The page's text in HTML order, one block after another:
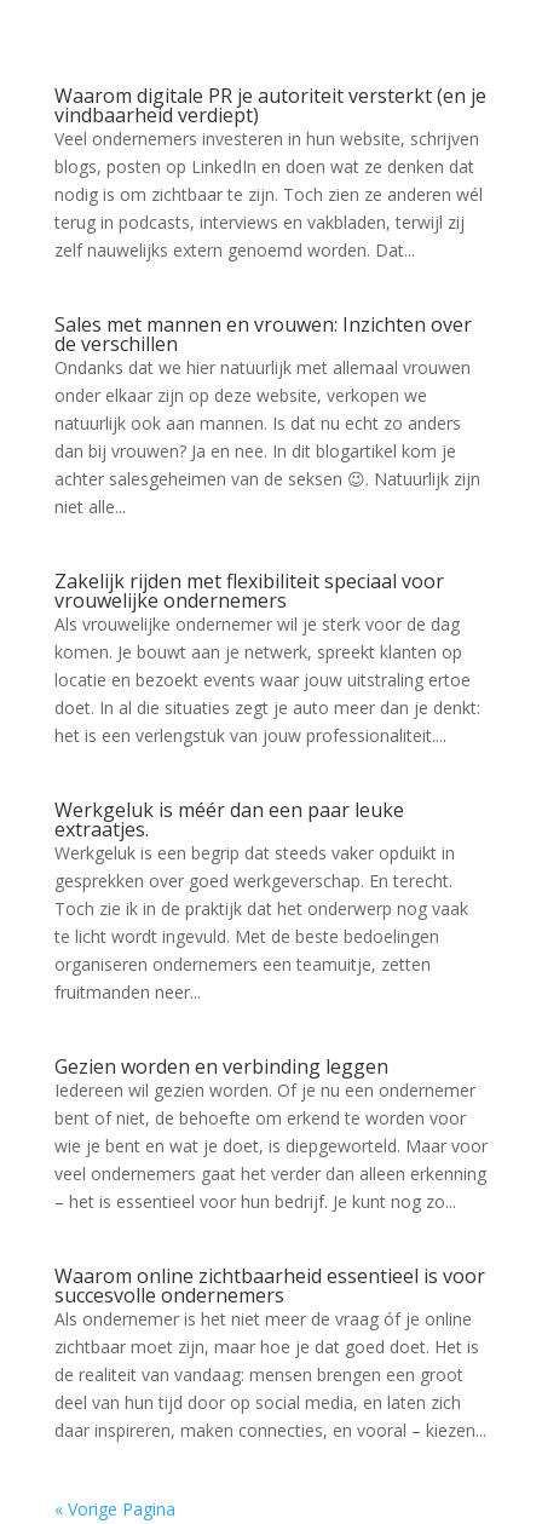
Waarom digitale PR je autoriteit versterkt (en je
vindbaarheid verdiept)
Veel ondernemers investeren in hun website, schrijven
blogs, posten op LinkedIn en doen wat ze denken dat
nodig is om zichtbaar te zijn. Toch zien ze anderen wél
terug in podcasts, interviews en vakbladen, terwijl zij
zelf nauwelijks extern genoemd worden. Dat...
Sales met mannen en vrouwen: Inzichten over
de verschillen
Ondanks dat we hier natuurlijk met allemaal vrouwen
onder elkaar zijn op deze website, verkopen we
natuurlijk ook aan mannen. Is dat nu echt zo anders
dan bij vrouwen? Ja en nee. In dit blogartikel kom je
achter salesgeheimen van de seksen 😉. Natuurlijk zijn
niet alle...
Zakelijk rijden met flexibiliteit speciaal voor
vrouwelijke ondernemers
Als vrouwelijke ondernemer wil je sterk voor de dag
komen. Je bouwt aan je netwerk, spreekt klanten op
locatie en bezoekt events waar jouw uitstraling ertoe
doet. In al die situaties zegt je auto meer dan je denkt:
het is een verlengstuk van jouw professionaliteit....
Werkgeluk is méér dan een paar leuke
extraatjes.
Werkgeluk is een begrip dat steeds vaker opduikt in
gesprekken over goed werkgeverschap. En terecht.
Toch zie ik in de praktijk dat het onderwerp nog vaak
te licht wordt ingevuld. Met de beste bedoelingen
organiseren ondernemers een teamuitje, zetten
fruitmanden neer...
Gezien worden en verbinding leggen
Iedereen wil gezien worden. Of je nu een ondernemer
bent of niet, de behoefte om erkend te worden voor
wie je bent en wat je doet, is diepgeworteld. Maar voor
veel ondernemers gaat het verder dan alleen erkenning
– het is essentieel voor hun bedrijf. Je kunt nog zo...
Waarom online zichtbaarheid essentieel is voor
succesvolle ondernemers
Als ondernemer is het niet meer de vraag óf je online
zichtbaar moet zijn, maar hoe je dat goed doet. Het is
de realiteit van vandaag: mensen brengen een groot
deel van hun tijd door op social media, en laten zich
daar inspireren, maken connecties, en vooral – kiezen...
« Vorige Pagina